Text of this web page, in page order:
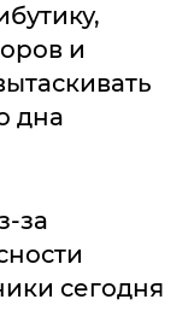
и
дна
за
сегодня